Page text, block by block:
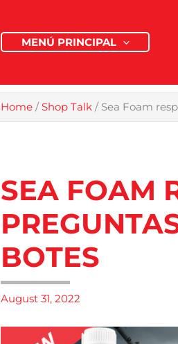
MENÚ PRINCIPAL
Home /Shop Talk / Sea Foam
SEA FOAM
BOTES
August 31, 2022